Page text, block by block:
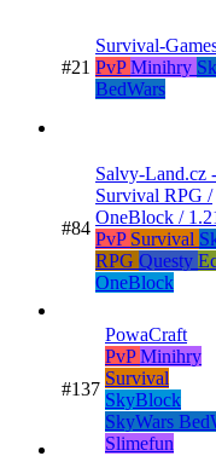
#21
Survival-
PvPMinihry
BedWars
#84
Salvy-Land.cz -
Survival RPG /
OneBlock /
PvP Survival
RPG Questy
OneBlock
#137
PowaCraft
PvPMinihry
Survival
SkyBlock
SkyWars
Slimefun